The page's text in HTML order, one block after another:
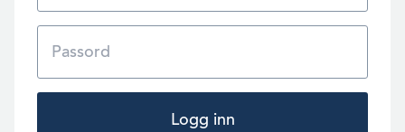
Logg inn